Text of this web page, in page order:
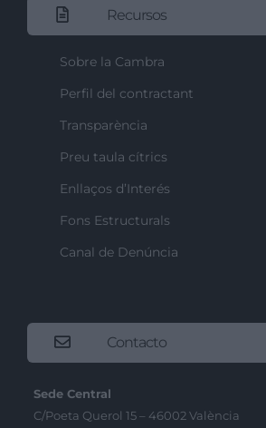
Recursos
Sobre la Cambra
Perfil del contractant
Transparència
Preu taula cítrics
Enllaços d’Interés
Fons Estructurals
Canal de Denúncia
Contacto
Sede Central
C/Poeta Querol 15 – 46002 València